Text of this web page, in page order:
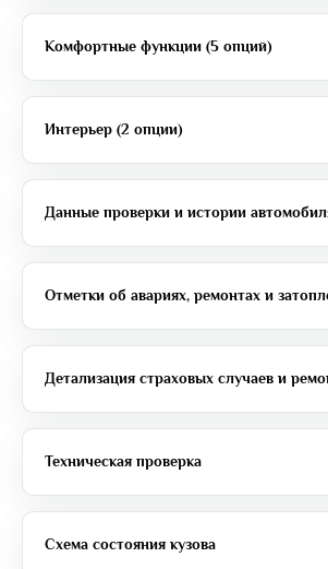
Комфортные функции (5 опций)
Интерьер (2 опции)
Данные проверки и истории
Отметки об авариях, ремонтах и
Детализация страховых случаев и
Техническая проверка
Схема состояния кузова